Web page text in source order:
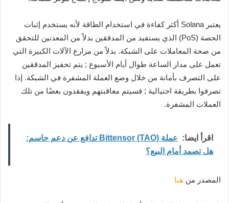
يعتبر Solana أكثر كفاءة في استخدام الطاقة لأنه يستخدم إثبات
الحصة (PoS) الذي يستفيد من المدققين بدلاً من المعدنين للتحقق
من صحة المعاملات على الشبكة. بدلاً من مزارع الآلات الكبيرة التي
تعمل على مدار الساعة طوال أيام الأسبوع ; يتم تحفيز المدققين
على التصرف بأمانة من خلال وضع العملة المشفرة في الشبكة. إذا
تصرفوا بطريقة احتيالية ; فسيتم معاقبتهم ويفقدون بعضًا من تلك
العملات المشفرة.
اقرأ ايضا:
عملة Bittensor (TAO) تدافع عن دعم حاسم:
هل تصمد أمام البيع؟
المصدر من هنا